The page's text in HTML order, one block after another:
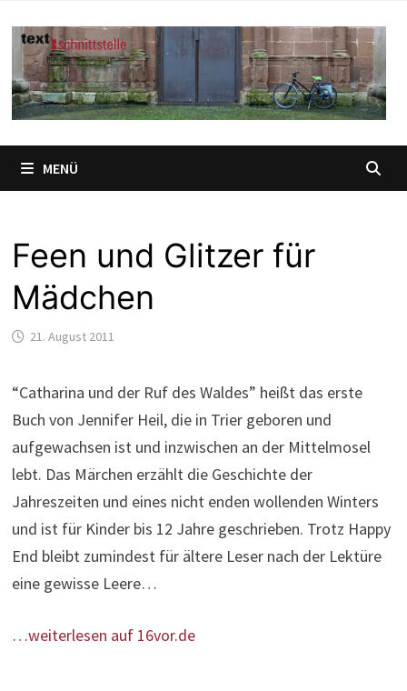
Inhalt
springen
MENÜ
Feen und Glitzer für
Mädchen
21. August 2011
“Catharina und der Ruf des Waldes” heißt das erste
Buch von Jennifer Heil, die in Trier geboren und
aufgewachsen ist und inzwischen an der Mittelmosel
lebt. Das Märchen erzählt die Geschichte der
Jahreszeiten und eines nicht enden wollenden Winters
und ist für Kinder bis 12 Jahre geschrieben. Trotz Happy
End bleibt zumindest für ältere Leser nach der Lektüre
eine gewisse Leere…
…weiterlesen auf 16vor.de